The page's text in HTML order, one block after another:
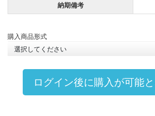
納期備考
購入商品形式
ログイン後に購入が可能